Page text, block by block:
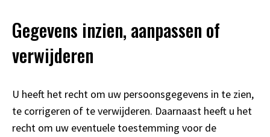
Gegevens inzien, aanpassen of
verwijderen
U heeft het recht om uw persoonsgegevens in te zien,
te corrigeren of te verwijderen. Daarnaast heeft u het
recht om uw eventuele toestemming voor de